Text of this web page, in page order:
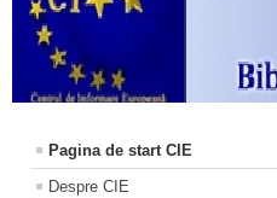
Pagina de start CIE
Despre CIE